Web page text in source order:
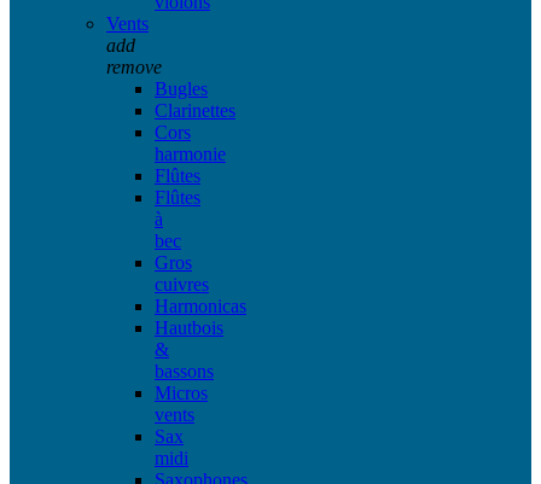
Vents
add
remove
Bugles
Clarinettes
Cors
harmonie
Flûtes
Flûtes
à
bec
Gros
cuivres
Harmonicas
Hautbois
&
bassons
Micros
vents
Sax
midi
Saxophones